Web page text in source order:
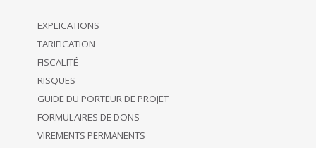
EXPLICATIONS
TARIFICATION
FISCALITÉ
RISQUES
GUIDE DU PORTEUR DE PROJET
FORMULAIRES DE DONS
VIREMENTS PERMANENTS